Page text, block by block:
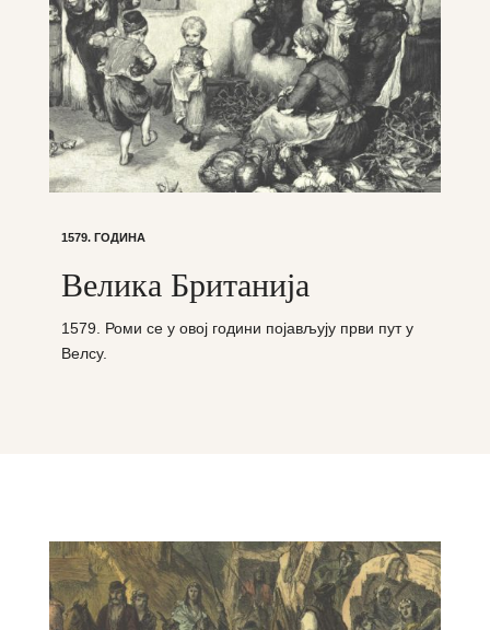
1579. ГОДИНА
Велика Британија
1579. Роми се у овој години појављују први пут у
Велсу.